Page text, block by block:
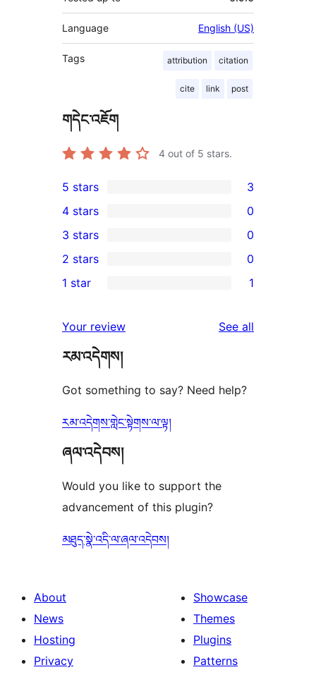
Language English (US)
Tags attribution citation
cite link post
གདེང་འཇོག
4 out of 5 stars.
3
5-
star
reviews
5 stars 3
4-
star
reviews
4 stars 0
0
3-
star
3 stars 0
2-
reviews
2 stars 0
star
review
1 star 1
Your review See all
རམ་འདེགས།
Got something to say? Need help?
རམ་འདེགས་གླེང་སྟེགས་ལ་ལྟ།
ཞལ་འདེབས།
Would you like to support the
advancement of this plugin?
མཐུད་སྣེ་འདི་ལ་ཞལ་འདེབས།
About
News
Hosting
Privacy
Showcase
Themes
Plugins
Patterns